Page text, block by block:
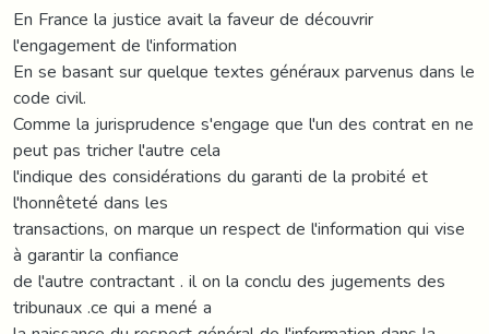
En France la justice avait la faveur de découvrir
l'engagement de l'information
En se basant sur quelque textes généraux parvenus dans le
code civil.
Comme la jurisprudence s'engage que l'un des contrat en ne
peut pas tricher l'autre cela
l'indique des considérations du garanti de la probité et
l'honnêteté dans les
transactions, on marque un respect de l'information qui vise
à garantir la confiance
de l'autre contractant . il on la conclu des jugements des
tribunaux .ce qui a mené a